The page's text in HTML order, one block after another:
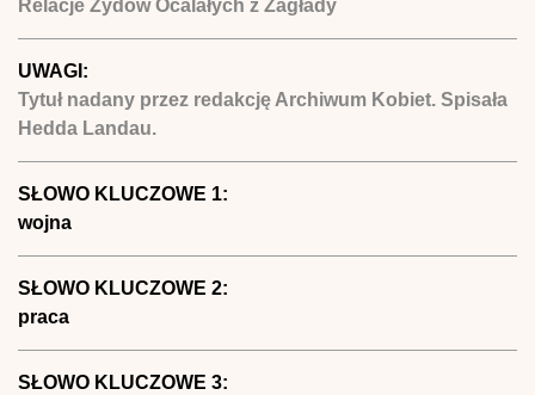
Relacje Żydów Ocalałych z Zagłady
UWAGI:
Tytuł nadany przez redakcję Archiwum Kobiet. Spisała
Hedda Landau.
SŁOWO KLUCZOWE 1:
wojna
SŁOWO KLUCZOWE 2:
praca
SŁOWO KLUCZOWE 3: